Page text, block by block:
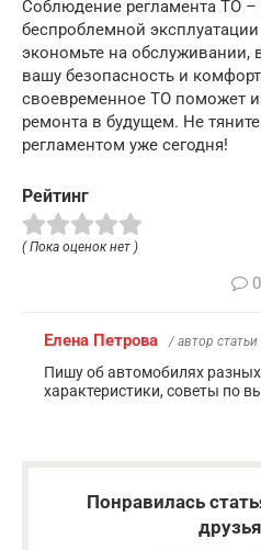
Соблюдение регламента ТО –
беспроблемной
экономьте на обслуживании,
вашу безопасность и
своевременное ТО поможет
ремонта в будущем. Не
регламентом уже сегодня!
Рейтинг
( Пока оценок нет )
0
Елена Петрова / автор статьи
Пишу об автомобилях
характеристики, советы по
Понравилась